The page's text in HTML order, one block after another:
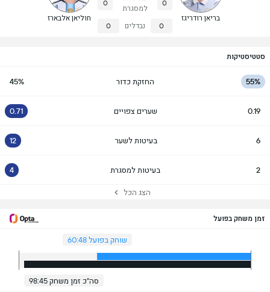
בריאן רודריגז
0
למסגרת
0
0 נבדלים 0
חוליאן אלבארז
סטטיסטיקות
55% החזקת כדור 45%
0.19 שערים צפויים 0.71
6 בעיטות לשער 12
2 בעיטות למסגרת 4
הצג הכל
זמן משחק בפועל
שוחק בפועל 60:48
סה"כ זמן משחק 98:45